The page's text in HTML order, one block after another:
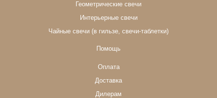
Геометрические свечи
Интерьерные свечи
Чайные свечи (в гильзе, свечи-таблетки)
Помощь
Оплата
Доставка
Дилерам